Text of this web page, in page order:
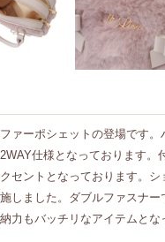
ァーポシェットの登場です
仕様となっております。
セントとなっております。
しました。ダブルファスナー
力もバッチリなアイテムとな